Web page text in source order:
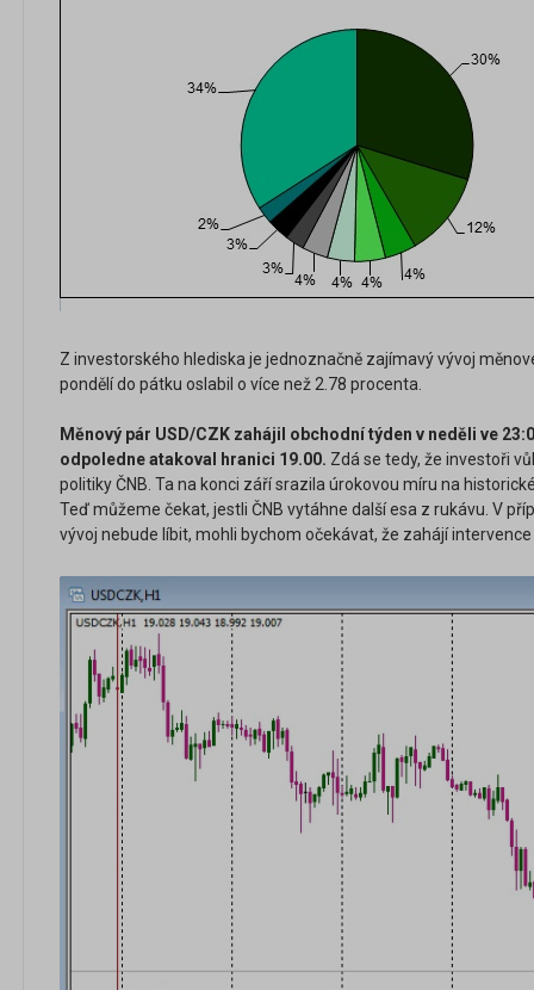
Z investorského hlediska je jednoznačně zajímavý vývoj
pondělí do pátku oslabil o více než 2.78 procenta.
Měnový pár USD/CZK zahájil obchodní týden v neděli ve
odpoledne atakoval hranici 19.00. Zdá se tedy, že investoři
politiky ČNB. Ta na konci září srazila úrokovou míru na
Teď můžeme čekat, jestli ČNB vytáhne další esa z rukávu. V
vývoj nebude líbit, mohli bychom očekávat, že zahájí